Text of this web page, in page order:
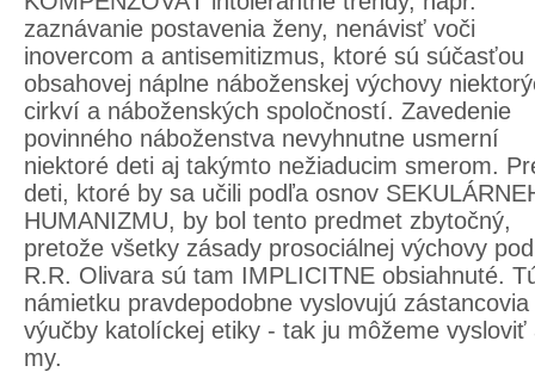
zaznávanie postavenia ženy, nenávisť voči
inovercom a antisemitizmus, ktoré sú súčasťou
obsahovej náplne náboženskej výchovy
cirkví a náboženských spoločností. Zavedenie
povinného náboženstva nevyhnutne usmerní
niektoré deti aj takýmto nežiaducim smerom.
deti, ktoré by sa učili podľa osnov
HUMANIZMU, by bol tento predmet zbytočný,
pretože všetky zásady prosociálnej výchovy
R.R. Olivara sú tam IMPLICITNE obsiahnuté.
námietku pravdepodobne vyslovujú zástancovia
výučby katolíckej etiky - tak ju môžeme vysloviť
my.